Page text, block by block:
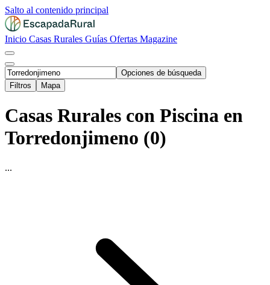
Salto al contenido principal
Inicio Casas Rurales Guías Ofertas Magazine
Opciones de búsqueda
Filtros
Mapa
Casas Rurales con Piscina en
Torredonjimeno (0)
...